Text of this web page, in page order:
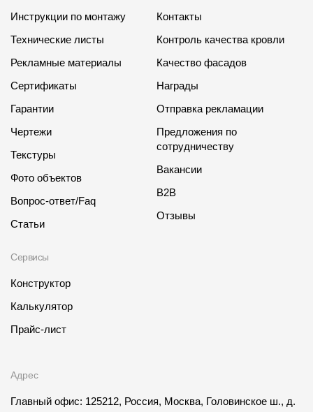
Инструкции по монтажу
Технические листы
Рекламные материалы
Сертификаты
Гарантии
Чертежи
Текстуры
Фото объектов
Вопрос-ответ/Faq
Статьи
Сервисы
Конструктор
Калькулятор
Прайс-лист
Контакты
Контроль качества кровли
Качество фасадов
Награды
Отправка рекламации
Предложения по
сотрудничеству
Вакансии
B2B
Отзывы
Адрес
Главный офис: 125212, Россия, Москва, Головинское ш., д.